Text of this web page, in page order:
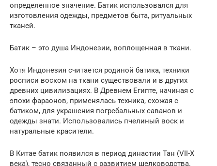
определенное значение. Батик использовался для
изготовления одежды, предметов быта, ритуальных
тканей.
Батик – это душа Индонезии, воплощенная в ткани.
Хотя Индонезия считается родиной батика, техники
росписи воском на ткани существовали и в других
древних цивилизациях. В Древнем Египте, начиная с
эпохи фараонов, применялась техника, схожая с
батиком, для украшения погребальных саванов и
одежды знати. Использовались пчелиный воск и
натуральные красители.
В Китае батик появился в период династии Тан (VII-X
века), тесно связанный с развитием шелководства.